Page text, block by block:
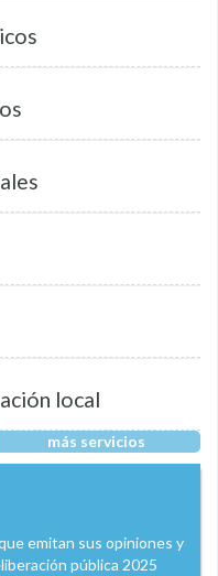
local
más servicios
emitan sus opiniones y
pública 2025